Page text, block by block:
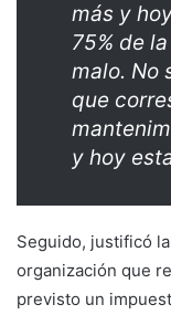
más y
75% de
malo. No
que
y hoy
Seguido, justificó
organización que
previsto un